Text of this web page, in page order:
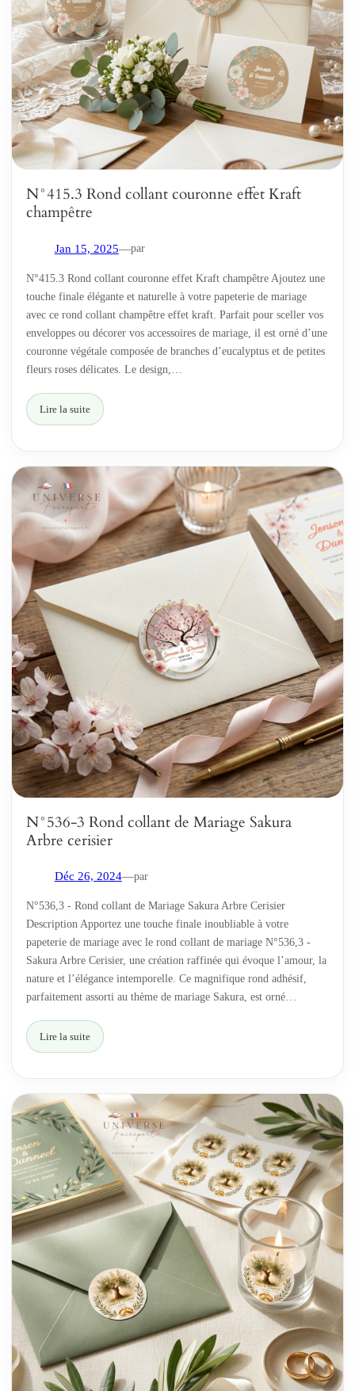
N°415.3 Rond collant couronne effet Kraft
champêtre
Jan 15, 2025—par
N°415.3 Rond collant couronne effet Kraft champêtre Ajoutez une
touche finale élégante et naturelle à votre papeterie de mariage
avec ce rond collant champêtre effet kraft. Parfait pour sceller vos
enveloppes ou décorer vos accessoires de mariage, il est orné d’une
couronne végétale composée de branches d’eucalyptus et de petites
fleurs roses délicates. Le design,…
Lire la suite
N°536-3 Rond collant de Mariage Sakura
Arbre cerisier
Déc 26, 2024—par
N°536,3 - Rond collant de Mariage Sakura Arbre Cerisier
Description Apportez une touche finale inoubliable à votre
papeterie de mariage avec le rond collant de mariage N°536,3 -
Sakura Arbre Cerisier, une création raffinée qui évoque l’amour, la
nature et l’élégance intemporelle. Ce magnifique rond adhésif,
parfaitement assorti au thème de mariage Sakura, est orné…
Lire la suite